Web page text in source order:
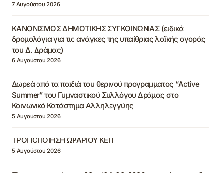
7 Αυγούστου 2026
ΚΑΝΟΝΙΣΜΟΣ ΔΗΜΟΤΙΚΗΣ ΣΥΓΚΟΙΝΩΝΙΑΣ (ειδικά
δρομολόγια για τις ανάγκες της υπαίθριας λαϊκής αγοράς
του Δ. Δράμας)
6 Αυγούστου 2026
Δωρεά από τα παιδιά του θερινού προγράμματος “Active
Summer” του Γυμναστικού Συλλόγου Δράμας στο
Κοινωνικό Κατάστημα Αλληλεγγύης
5 Αυγούστου 2026
ΤΡΟΠΟΠΟΙΗΣΗ ΩΡΑΡΙΟΥ ΚΕΠ
5 Αυγούστου 2026